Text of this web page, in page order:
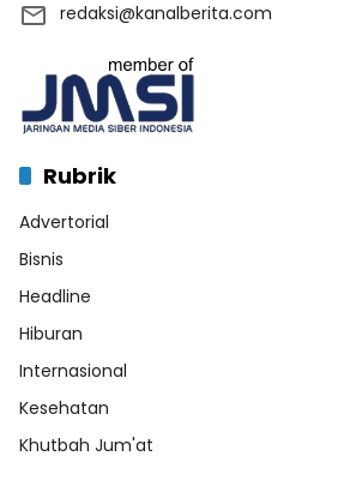
redaksi@kanalberita.com
Rubrik
Advertorial
Bisnis
Headline
Hiburan
Internasional
Kesehatan
Khutbah Jum'at